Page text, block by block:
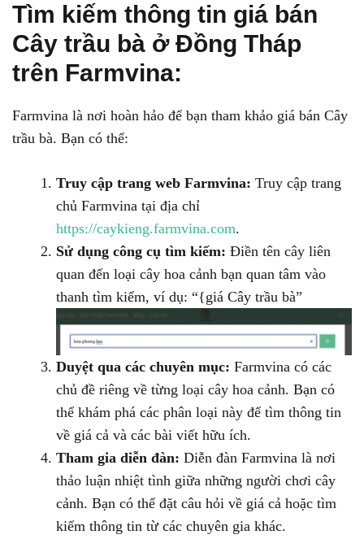
Tìm kiếm thông tin giá bán
Cây trầu bà ở Đồng Tháp
trên Farmvina:
Farmvina là nơi hoàn hảo để bạn tham khảo giá bán Cây
trầu bà. Bạn có thể:
Truy cập trang web Farmvina: Truy cập trang
chủ Farmvina tại địa chỉ
https://caykieng.farmvina.com.
Sử dụng công cụ tìm kiếm: Điền tên cây liên
quan đến loại cây hoa cảnh bạn quan tâm vào
thanh tìm kiếm, ví dụ: “{giá Cây trầu bà”
Duyệt qua các chuyên mục: Farmvina có các
chủ đề riêng về từng loại cây hoa cảnh. Bạn có
thể khám phá các phân loại này để tìm thông tin
về giá cả và các bài viết hữu ích.
Tham gia diễn đàn: Diễn đàn Farmvina là nơi
thảo luận nhiệt tình giữa những người chơi cây
cảnh. Bạn có thể đặt câu hỏi về giá cả hoặc tìm
kiếm thông tin từ các chuyên gia khác.